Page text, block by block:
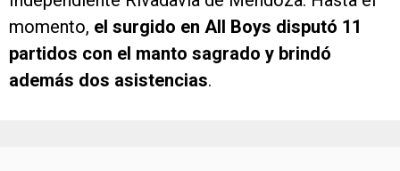
momento, el surgido en All Boys disputó 11
partidos con el manto sagrado y brindó
además dos asistencias.